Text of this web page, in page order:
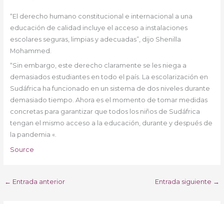
“El derecho humano constitucional e internacional a una
educación de calidad incluye el acceso a instalaciones
escolares seguras, limpias y adecuadas”, dijo Shenilla
Mohammed.
“Sin embargo, este derecho claramente se les niega a
demasiados estudiantes en todo el país. La escolarización en
Sudáfrica ha funcionado en un sistema de dos niveles durante
demasiado tiempo. Ahora es el momento de tomar medidas
concretas para garantizar que todos los niños de Sudáfrica
tengan el mismo acceso a la educación, durante y después de
la pandemia «.
Source
← Entrada anterior Entrada siguiente →